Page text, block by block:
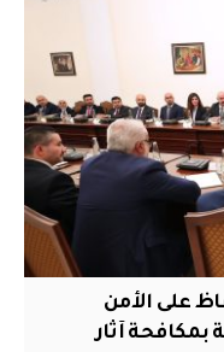
على الأمن
بمكافحة آثار